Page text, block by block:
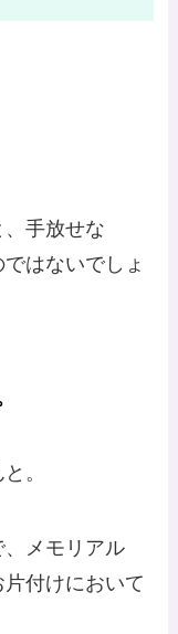
手放せな
はないでしょ
。
メモリアル
片付けにおいて